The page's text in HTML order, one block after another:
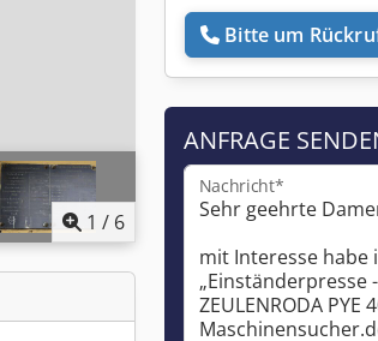
1 / 6
Bitte um
ANFRAGE
Nachricht*